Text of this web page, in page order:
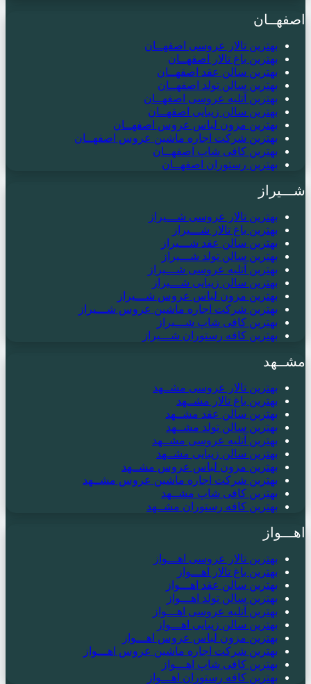
اصفهــان
بهترین تالار عروسی اصفهــان
بهترین باغ تالار اصفهــان
بهترین سالن عقد اصفهــان
بهترین سالن تولد اصفهــان
بهترین آتلیه عروسی اصفهــان
بهترین سالن زیبایی اصفهــان
بهترین مزون لباس عروس اصفهــان
بهترین شرکت اجاره ماشین عروس اصفهــان
بهترین کافی شاپ اصفهــان
بهترین رستوران اصفهــان
شـــیراز
بهترین تالار عروسی شـــیراز
بهترین باغ تالار شـــیراز
بهترین سالن عقد شـــیراز
بهترین سالن تولد شـــیراز
بهترین آتلیه عروسی شـــیراز
بهترین سالن زیبایی شـــیراز
بهترین مزون لباس عروس شـــیراز
بهترین شرکت اجاره ماشین عروس شـــیراز
بهترین کافی شاپ شـــیراز
بهترین کافه رستوران شـــیراز
مشــهد
بهترین تالار عروسی مشــهد
بهترین باغ تالار مشــهد
بهترین سالن عقد مشــهد
بهترین سالن تولد مشــهد
بهترین آتلیه عروسی مشــهد
بهترین سالن زیبایی مشــهد
بهترین مزون لباس عروس مشــهد
بهترین شرکت اجاره ماشین عروس مشــهد
بهترین کافی شاپ مشــهد
بهترین کافه رستوران مشــهد
اهـــواز
بهترین تالار عروسی اهـــواز
بهترین باغ تالار اهـــواز
بهترین سالن عقد اهـــواز
بهترین سالن تولد اهـــواز
بهترین آتلیه عروسی اهـــواز
بهترین سالن زیبایی اهـــواز
بهترین مزون لباس عروس اهـــواز
بهترین شرکت اجاره ماشین عروس اهـــواز
بهترین کافی شاپ اهـــواز
بهترین کافه رستوران اهـــواز